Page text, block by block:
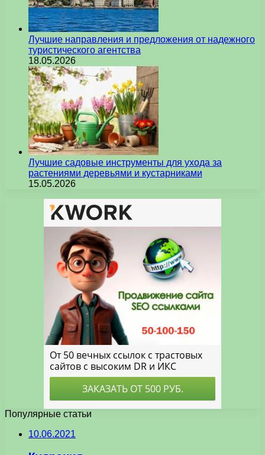
Лучшие направления и предложения от надежного
туристического агентства
18.05.2026
Лучшие садовые инструменты для ухода за
растениями деревьями и кустарниками
15.05.2026
Популярные статьи
10.06.2021